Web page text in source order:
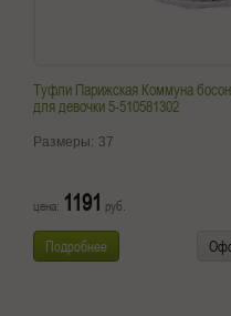
Туфли Парижская Коммуна
для девочки 5-510581302
Размеры: 37
цена: 1191 руб.
Подробнее